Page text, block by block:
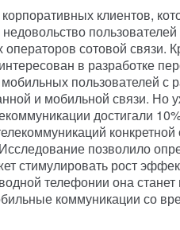
клиентов,
сотовой связи.
в разработке
пользователей с
и мобильной связи. Но
достигали
позволило
стимулировать рост
телефонии она
коммуникации со